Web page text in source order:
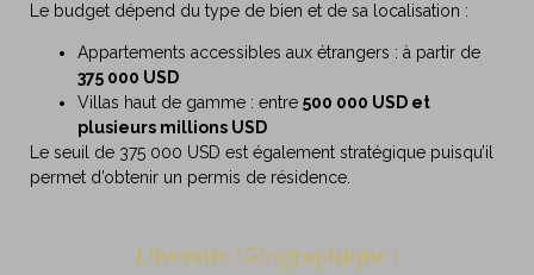
Le budget dépend du type de bien et de sa localisation :
Appartements accessibles aux étrangers : à partir de
375 000 USD
Villas haut de gamme : entre 500 000 USD et
plusieurs millions USD
Le seuil de 375 000 USD est également stratégique puisqu’il
permet d’obtenir un permis de résidence.
Diversité Géographique :